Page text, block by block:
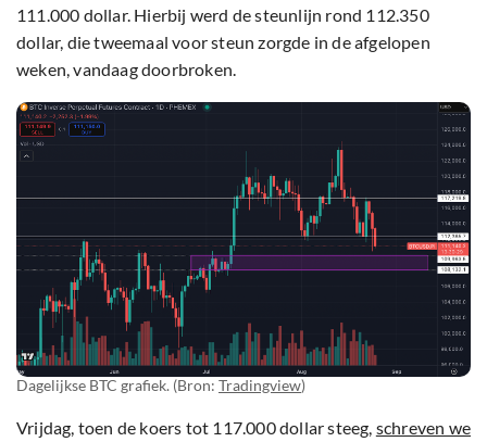
111.000 dollar. Hierbij werd de steunlijn rond 112.350
dollar, die tweemaal voor steun zorgde in de afgelopen
weken, vandaag doorbroken.
Dagelijkse BTC grafiek. (Bron: Tradingview)
Vrijdag, toen de koers tot 117.000 dollar steeg, schreven we